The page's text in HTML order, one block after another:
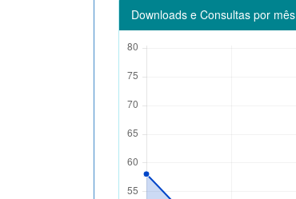
Downloads e Consultas por mês